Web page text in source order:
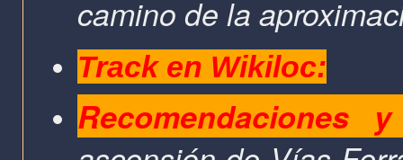
camino de la
Track en Wikiloc:
Recomendaciones